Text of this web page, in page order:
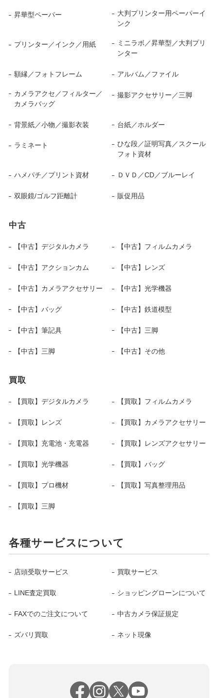
昇華型ペーパー
大判プリンター用ペーパーイ
ンク
プリンター／インク／用紙
ミニラボ／昇華型／大判プリ
ンター
額縁／フォトフレーム アルバム／ファイル
カメラアクセ／フィルター／
カメラバッグ
撮影アクセサリー／三脚
背景紙／小物／撮影衣装 台紙／ホルダー
ラミネート
ひな段／証明写真／スクール
フォト資材
ハメパチ／プリント資材 ＤＶＤ／CD／ブルーレイ
双眼鏡/ゴルフ距離計 販促用品
中古
【中古】デジタルカメラ 【中古】フィルムカメラ
【中古】アクションカム 【中古】レンズ
【中古】カメラアクセサリー 【中古】光学機器
【中古】バッグ 【中古】鉄道模型
【中古】筆記具 【中古】三脚
【中古】三脚 【中古】その他
買取
【買取】デジタルカメラ 【買取】フィルムカメラ
【買取】レンズ 【買取】カメラアクセサリー
【買取】充電池・充電器 【買取】レンズアクセサリー
【買取】光学機器 【買取】バッグ
【買取】プロ機材 【買取】写真整理用品
【買取】三脚
各種サービスについて
店頭受取サービス 買取サービス
LINE査定買取 ショッピングローンについて
FAXでのご注文について 中古カメラ保証規定
ズバリ買取 ネット現像